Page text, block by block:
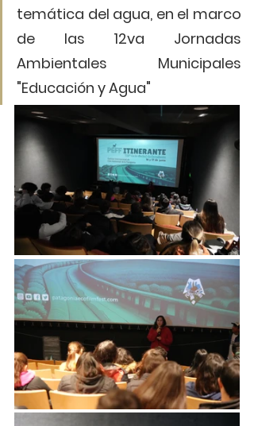
temática del agua, en el marco
de las 12va Jornadas
Ambientales Municipales
"Educación y Agua"